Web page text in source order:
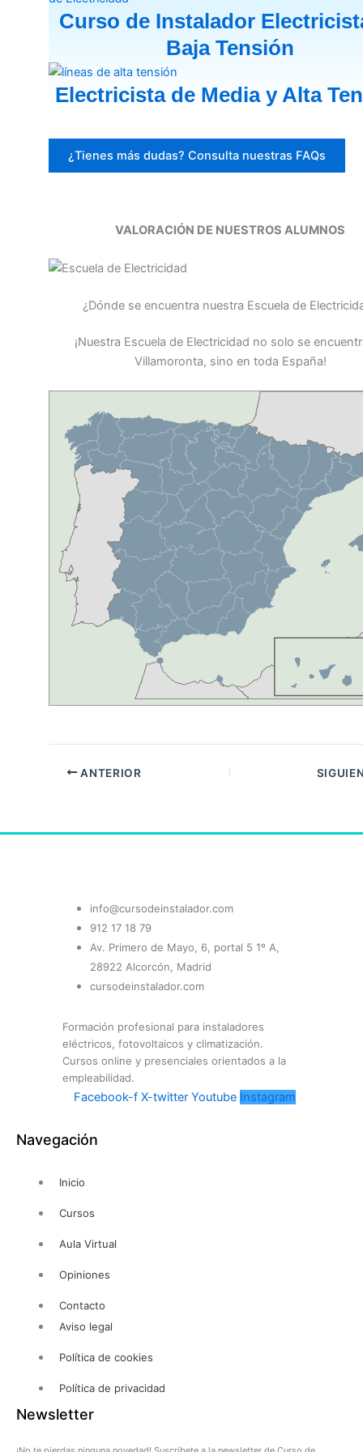
Curso de Instalador
Baja Tensión
Electricista de Media y Alta
¿Tienes más dudas? Consulta nuestras FAQs
VALORACIÓN DE NUESTROS ALUMNOS
¿Dónde se encuentra nuestra Escuela de
¡Nuestra Escuela de Electricidad no solo se
Villamoronta, sino en toda España!
ANTERIOR
info@cursodeinstalador.com
912 17 18 79
Av. Primero de Mayo, 6, portal 5 1º A,
28922 Alcorcón, Madrid
cursodeinstalador.com
Formación profesional para instaladores
eléctricos, fotovoltaicos y climatización.
Cursos online y presenciales orientados a la
empleabilidad.
Facebook-f X-twitter Youtube Instagram
Navegación
Inicio
Cursos
Aula Virtual
Opiniones
Contacto
Aviso legal
Política de cookies
Política de privacidad
Newsletter